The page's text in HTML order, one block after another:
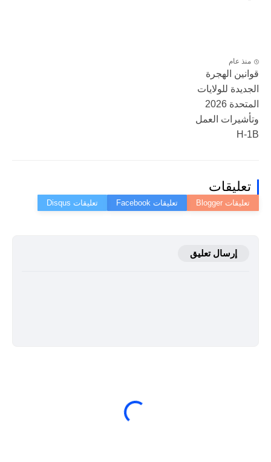
منذ عام
قوانين الهجرة
الجديدة للولايات
المتحدة 2026
وتأشيرات العمل
H-1B
تعليقات
إرسال تعليق